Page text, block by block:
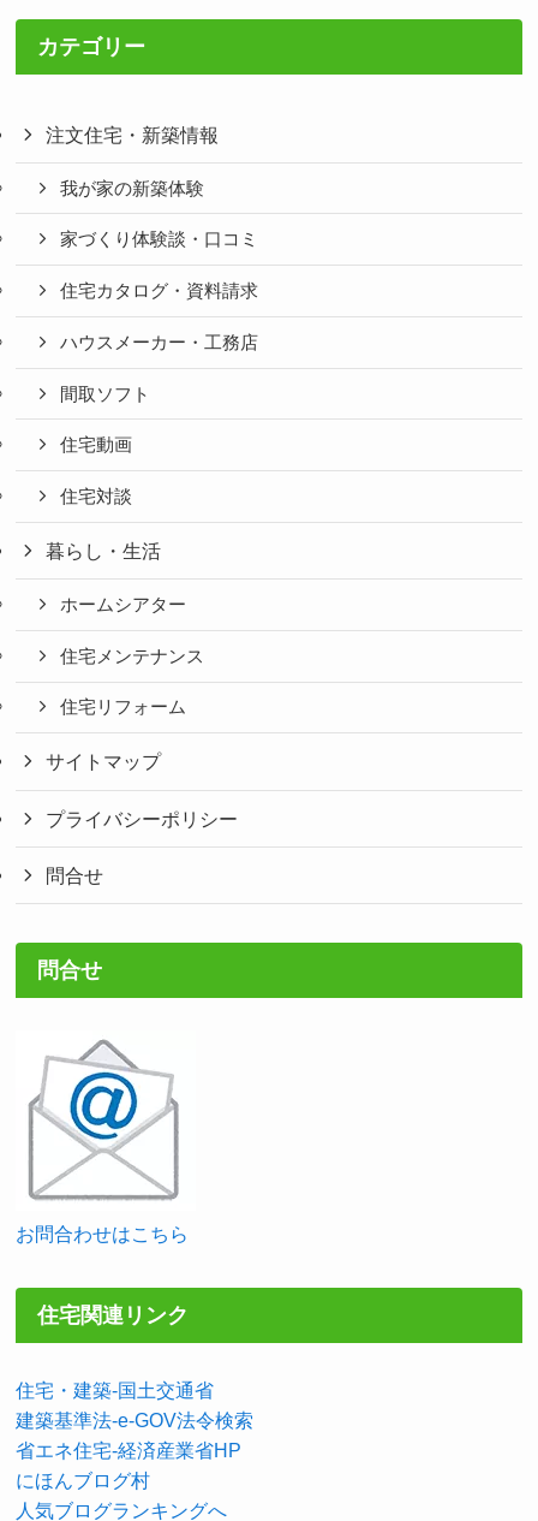
カテゴリー
注文住宅・新築情報
我が家の新築体験
家づくり体験談・口コミ
住宅カタログ・資料請求
ハウスメーカー・工務店
間取ソフト
住宅動画
住宅対談
暮らし・生活
ホームシアター
住宅メンテナンス
住宅リフォーム
サイトマップ
プライバシーポリシー
問合せ
問合せ
お問合わせはこちら
住宅関連リンク
住宅・建築-国土交通省
建築基準法-e-GOV法令検索
省エネ住宅-経済産業省HP
にほんブログ村
人気ブログランキングへ